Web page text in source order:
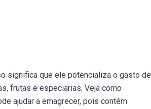
significa que ele potencializa o gasto de
frutas e especiarias. Veja como
ajudar a emagrecer, pois contém